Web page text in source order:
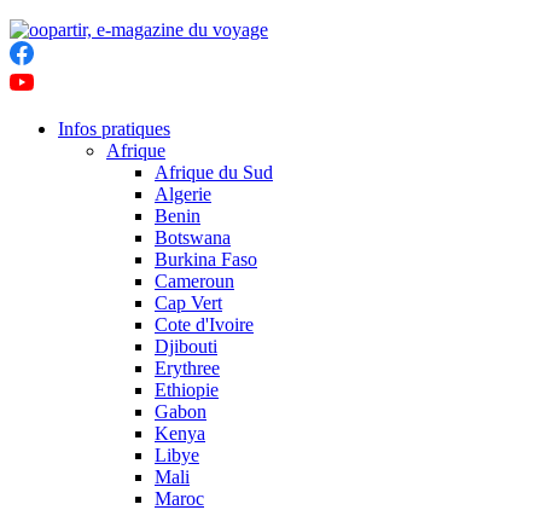
Infos pratiques
Afrique
Afrique du Sud
Algerie
Benin
Botswana
Burkina Faso
Cameroun
Cap Vert
Cote d'Ivoire
Djibouti
Erythree
Ethiopie
Gabon
Kenya
Libye
Mali
Maroc